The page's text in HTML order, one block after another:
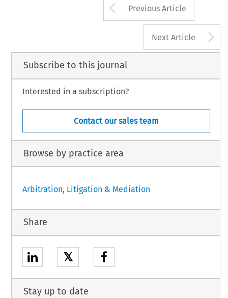
Arrow button
Previous Article
Next Article
Subscribe to this journal
Interested in a subscription?
Contact our sales team
Browse by practice area
Arbitration, Litigation & Mediation
Share
𝕏
Stay up to date